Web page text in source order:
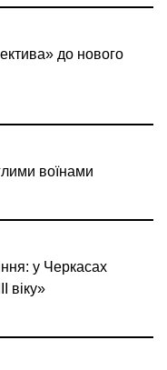
до нового
воїнами
у Черкасах
віку»